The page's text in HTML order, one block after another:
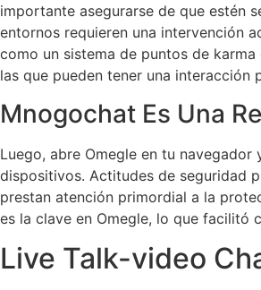
importante asegurarse de que estén
entornos requieren una intervención
como un sistema de puntos de
las que pueden tener una interacción
Mnogochat Es Una
Luego, abre Omegle en tu
dispositivos. Actitudes de seguridad
prestan atención primordial a la
es la clave en Omegle, lo que facilitó
Live Talk-video